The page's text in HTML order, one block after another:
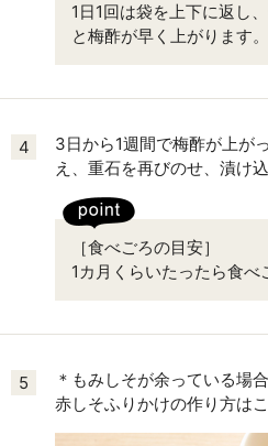
1日1回は袋を上下に返し
と梅酢が早く上がります。
4
3日から1週間で梅酢が上が
え、重石を再びのせ、漬け
［食べごろの目安］
1カ月くらいたったら食べ
5
＊もみしそが余っている場
赤しそふりかけの作り方は